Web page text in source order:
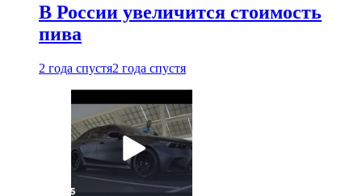
В России увеличится стоимость
пива
2 года спустя2 года спустя